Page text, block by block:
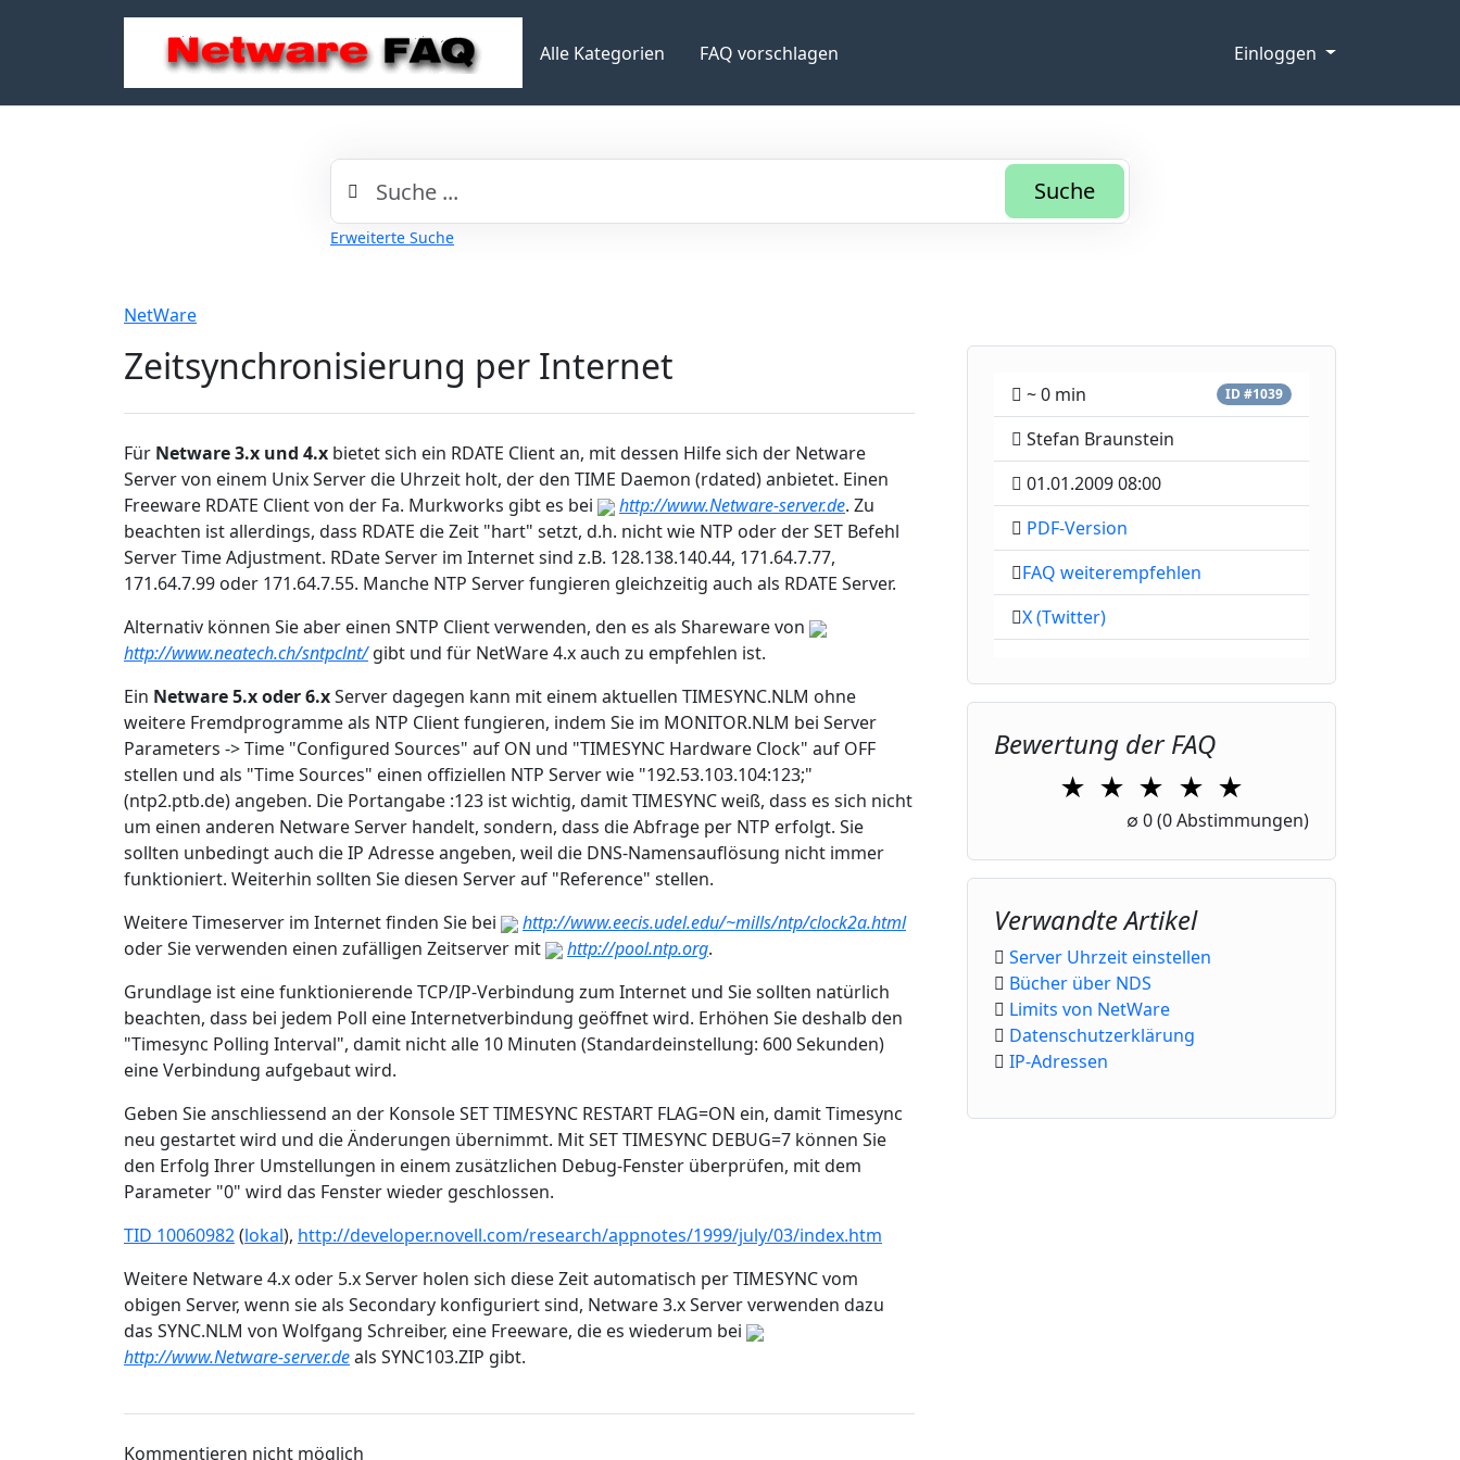
Alle Kategorien FAQ vorschlagen Einloggen
Suche
Erweiterte Suche
NetWare
Zeitsynchronisierung per Internet
Für Netware 3.x und 4.x bietet sich ein RDATE Client an, mit dessen Hilfe sich der Netware
Server von einem Unix Server die Uhrzeit holt, der den TIME Daemon (rdated) anbietet. Einen
Freeware RDATE Client von der Fa. Murkworks gibt es bei
http://www.Netware-server.de. Zu
beachten ist allerdings, dass RDATE die Zeit "hart" setzt, d.h. nicht wie NTP oder der SET Befehl
Server Time Adjustment. RDate Server im Internet sind z.B. 128.138.140.44, 171.64.7.77,
171.64.7.99 oder 171.64.7.55. Manche NTP Server fungieren gleichzeitig auch als RDATE Server.
Alternativ können Sie aber einen SNTP Client verwenden, den es als Shareware von
http://www.neatech.ch/sntpclnt/gibt und für NetWare 4.x auch zu empfehlen ist.
Ein Netware 5.x oder 6.xServer dagegen kann mit einem aktuellen TIMESYNC.NLM ohne
weitere Fremdprogramme als NTP Client fungieren, indem Sie im MONITOR.NLM bei Server
Parameters -> Time "Configured Sources" auf ON und "TIMESYNC Hardware Clock" auf OFF
stellen und als "Time Sources" einen offiziellen NTP Server wie "192.53.103.104:123;"
(ntp2.ptb.de) angeben. Die Portangabe :123 ist wichtig, damit TIMESYNC weiß, dass es sich nicht
um einen anderen Netware Server handelt, sondern, dass die Abfrage per NTP erfolgt. Sie
sollten unbedingt auch die IP Adresse angeben, weil die DNS-Namensauflösung nicht immer
funktioniert. Weiterhin sollten Sie diesen Server auf "Reference" stellen.
Weitere Timeserver im Internet finden Sie bei
http://www.eecis.udel.edu/~mills/ntp/clock2a.html
oder Sie verwenden einen zufälligen Zeitserver mit
http://pool.ntp.org.
Grundlage ist eine funktionierende TCP/IP-Verbindung zum Internet und Sie sollten natürlich
beachten, dass bei jedem Poll eine Internetverbindung geöffnet wird. Erhöhen Sie deshalb den
"Timesync Polling Interval", damit nicht alle 10 Minuten (Standardeinstellung: 600 Sekunden)
eine Verbindung aufgebaut wird.
Geben Sie anschliessend an der Konsole SET TIMESYNC RESTART FLAG=ON ein, damit Timesync
neu gestartet wird und die Änderungen übernimmt. Mit SET TIMESYNC DEBUG=7 können Sie
den Erfolg Ihrer Umstellungen in einem zusätzlichen Debug-Fenster überprüfen, mit dem
Parameter "0" wird das Fenster wieder geschlossen.
TID 10060982(lokal), http://developer.novell.com/research/appnotes/1999/july/03/index.htm
Weitere Netware 4.x oder 5.x Server holen sich diese Zeit automatisch per TIMESYNC vom
obigen Server, wenn sie als Secondary konfiguriert sind, Netware 3.x Server verwenden dazu
das SYNC.NLM von Wolfgang Schreiber, eine Freeware, die es wiederum bei
http://www.Netware-server.deals SYNC103.ZIP gibt.
Kommentieren nicht möglich
~ 0 min ID #1039
Stefan Braunstein
01.01.2009 08:00
PDF-Version
FAQ weiterempfehlen
X (Twitter)
Bewertung der FAQ
★
1 Star
★
2 Stars
★
3 Stars
★
4 Stars
★
5 Stars
∅ 0(0 Abstimmungen)
Verwandte Artikel
Server Uhrzeit einstellen
Bücher über NDS
Limits von NetWare
Datenschutzerklärung
IP-Adressen